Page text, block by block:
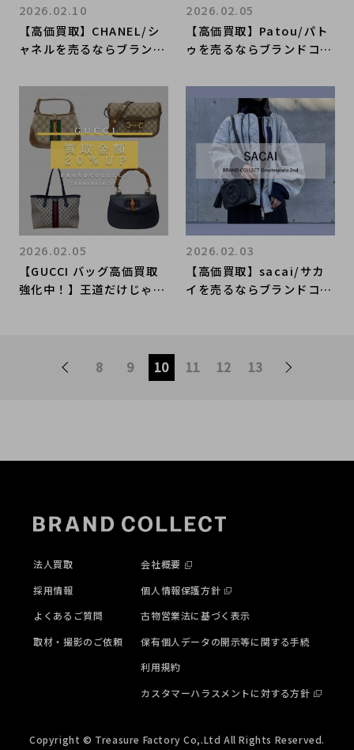
【高価買取】CHANEL/シ
ャネルを売るならブランド
時代を超えて愛され続ける
定番モデル【マトラッセ】
買取強化中！
2026.02.10
【高価買取】Patou/パト
ゥを売るならブランドコレ
ィースアパレルのお買取り
は当店へご相談ください！
2026.02.05
【GUCCI バッグ高価買取
強化中！】王道だけじゃな
2026.02.05
【高価買取】sacai/サカ
イを売るならブランドコレ
2026.02.03
8 9 10 11 12 13
法人買取
採用情報
よくあるご質問
取材・撮影のご依頼
会社概要
個人情報保護方針
古物営業法に基づく表示
保有個人データの開示等に関する手続
利用規約
カスタマーハラスメントに対する方針
Copyright © Treasure Factory Co,.Ltd All Rights Reserved.